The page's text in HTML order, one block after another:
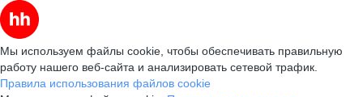
Мы используем файлы cookie, чтобы обеспечивать правильную
работу нашего веб-сайта и анализировать сетевой трафик.
Правила использования файлов cookie